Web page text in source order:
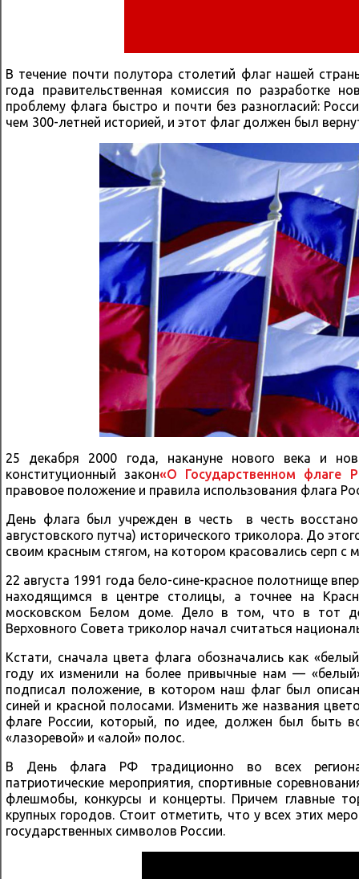
В течение почти полутора столетий флаг нашей
года правительственная комиссия по разработке
проблему флага быстро и почти без разногласий:
чем 300-летней историей, и этот флаг должен был
25 декабря 2000 года, накануне нового века и
конституционный закон«О Государственном флаге
правовое положение и правила использования флага
День флага был учрежден в честь в честь
августовского путча) исторического триколора. До
своим красным стягом, на котором красовались серп с
22 августа 1991 года бело-сине-красное полотнище
находящимся в центре столицы, а точнее на
московском Белом доме. Дело в том, что в тот
Верховного Совета триколор начал считаться
Кстати, сначала цвета флага обозначались как
году их изменили на более привычные нам —
подписал положение, в котором наш флаг был
синей и красной полосами. Изменить же названия
флаге России, который, по идее, должен был быть
«лазоревой» и «алой» полос.
В День флага РФ традиционно во всех
патриотические мероприятия, спортивные
флешмобы, конкурсы и концерты. Причем главные
крупных городов. Стоит отметить, что у всех этих
государственных символов России.